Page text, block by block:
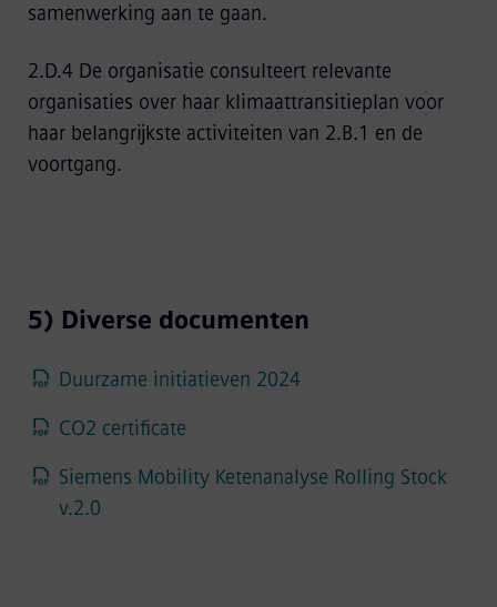
samenwerking aan te gaan.
2.D.4 De organisatie consulteert relevante
organisaties over haar klimaattransitieplan voor
haar belangrijkste activiteiten van 2.B.1 en de
voortgang.
5) Diverse documenten
Duurzame initiatieven 2024
CO2 certificate
Siemens Mobility Ketenanalyse Rolling Stock
v.2.0